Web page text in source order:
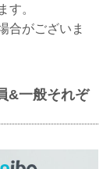
す。
合がございま
&一般それぞ